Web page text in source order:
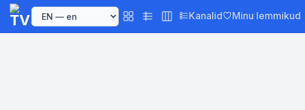
Kanalid Minu lemmikud